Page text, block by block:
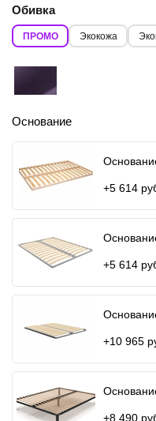
Обивка
ПРОМО Экокожа
Основание
+5 614
+5 614
+10 965
+8 490